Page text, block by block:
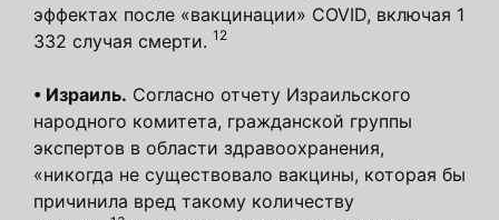
эффектах после «вакцинации» COVID, включая 1
332 случая смерти. 12
• Израиль. Согласно отчету Израильского
народного комитета, гражданской группы
экспертов в области здравоохранения,
«никогда не существовало вакцины, которая бы
причинила вред такому количеству